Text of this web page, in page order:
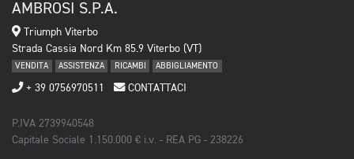
AMBROSI S.P.A.
Triumph Viterbo
Strada Cassia Nord Km 85.9 Viterbo (VT)
VENDITA ASSISTENZA RICAMBI ABBIGLIAMENTO
+ 39 0756970511 CONTATTACI
P.IVA 2739940548
Capitale Sociale 1.150.000 € i.v. - REA PG - 238226